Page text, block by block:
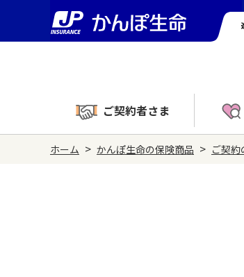
ご契約者さま
ホーム > かんぽ生命の保険商品 > ご契約